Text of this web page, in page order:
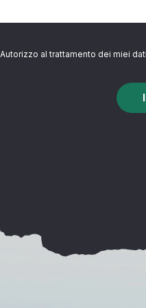
Autorizzo al trattamento dei miei